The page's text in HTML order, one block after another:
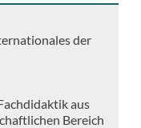
der
aus
Bereich